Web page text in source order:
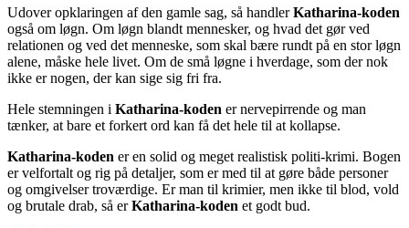
Udover opklaringen af den gamle sag, så handlerKatharina-koden
også om løgn. Om løgn blandt mennesker, og hvad det gør ved
relationen og ved det menneske, som skal bære rundt på en stor løgn
alene, måske hele livet. Om de små løgne i hverdage, som der nok
ikke er nogen, der kan sige sig fri fra.
Hele stemningen i Katharina-koden er nervepirrende og man
tænker, at bare et forkert ord kan få det hele til at kollapse.
Katharina-koden er en solid og meget realistisk politi-krimi. Bogen
er velfortalt og rig på detaljer, som er med til at gøre både personer
og omgivelser troværdige. Er man til krimier, men ikke til blod, vold
og brutale drab, så erKatharina-koden et godt bud.